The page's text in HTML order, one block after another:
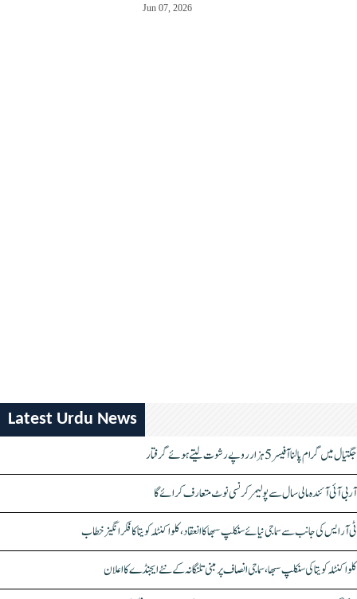
Jun 07, 2026
Latest Urdu News
جگتیال میں گرام پالنا آفیسر 5 ہزار روپے رشوت لیتے ہوئے گرفتار
آر بی آئی آئندہ مالی سال سے پولیمر کرنسی نوٹ متعارف کرائے گا
ٹی آر ایس کی جانب سے سماجی نیائے سنکلپ سبھا کا انعقاد، کلواکنٹلہ کویتا کا فکر انگیز خطاب
کلواکنٹلہ کویتا کی سنکلپ سبھا، سماجی انصاف پر مبنی تلنگانہ کے نئے ایجنڈے کا اعلان